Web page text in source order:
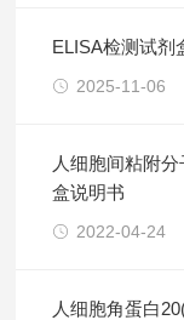
ELISA检测试剂
2025-11-06
人细胞间粘附
盒说明书
2022-04-24
人细胞角蛋白